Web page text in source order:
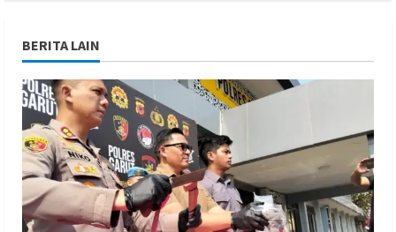
BERITA LAIN